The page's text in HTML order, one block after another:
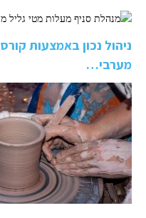
ניהול נכון באמצעות
מערבי…